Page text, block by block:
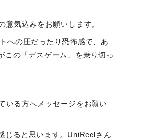
気込みをお願いします。
への圧だったり恐怖感で、あ
この「デスゲーム」を乗り切っ
いる方へメッセージをお願い
じると思います。UniReelさん